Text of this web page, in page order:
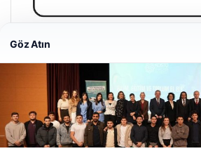
Enes Kaplan Avukatlık Bürosu
04/28/2026
Web sitemizi nasıl kullandığınızı daha iyi
Göz Atın